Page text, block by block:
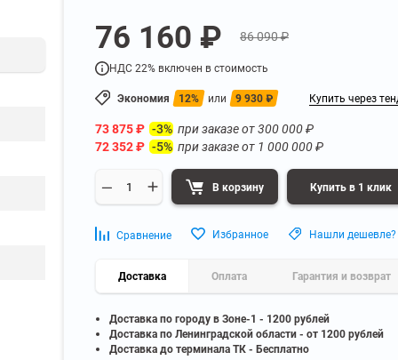
▼
документами
Для рассады и цветов
Показать еще
Невилон
Практик
Диком
Пакс-Металл
Показать еще
ПО ГЛУБИНЕ
200 мм
доступа
архив
Офисная мебель для бизнес-центра
Офисная мебель лофт
Офисная мебель для склада
Офисная мебель на металлокаркасе
Офисная мебель для госучреждений
76 160 ₽ 86 090 ₽
НДС 22% включен в стоимость
Экономия 12% или 9 930₽ Купить через
73 875₽ -3% при заказе от300 000₽
72 352₽ -5% при заказе от 1 000 000₽
В корзину Купить в 1 клик
Сравнение Избранное Нашли дешевле?
Доставка Оплата Гарантия и возврат
Доставка по городу в Зоне-1 - 1200 рублей
Доставка по Ленинградской области - от 1200 рублей
Доставка до терминала ТК - Бесплатно